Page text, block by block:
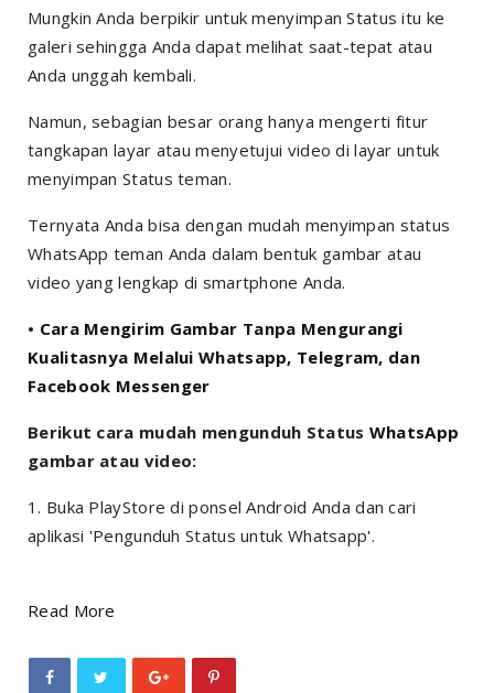
Mungkin Anda berpikir untuk menyimpan Status itu ke
galeri sehingga Anda dapat melihat saat-tepat atau
Anda unggah kembali.
Namun, sebagian besar orang hanya mengerti fitur
tangkapan layar atau menyetujui video di layar untuk
menyimpan Status teman.
Ternyata Anda bisa dengan mudah menyimpan status
WhatsApp teman Anda dalam bentuk gambar atau
video yang lengkap di smartphone Anda.
• Cara Mengirim Gambar Tanpa Mengurangi
Kualitasnya Melalui Whatsapp, Telegram, dan
Facebook Messenger
Berikut cara mudah mengunduh Status WhatsApp
gambar atau video:
1. Buka PlayStore di ponsel Android Anda dan cari
aplikasi 'Pengunduh Status untuk Whatsapp'.
Read More